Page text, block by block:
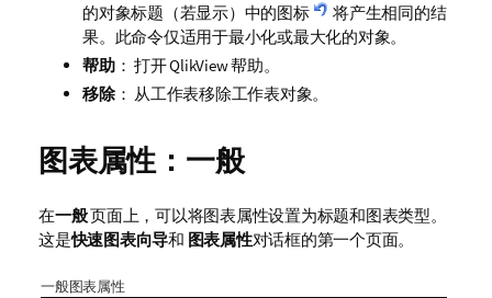
的对象标题（若显示）中的图标
将产生相同的结
果。此命令仅适用于最小化或最大化的对象。
帮助： 打开 QlikView 帮助。
移除： 从工作表移除工作表对象。
图表属性：一般
在一般页面上，可以将图表属性设置为标题和图表类型。
这是快速图表向导和 图表属性对话框的第一个页面。
一般图表属性